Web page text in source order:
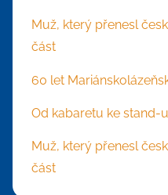
Muž, který přenesl
část
60 let
Od kabaretu ke stand-
Muž, který přenesl
část